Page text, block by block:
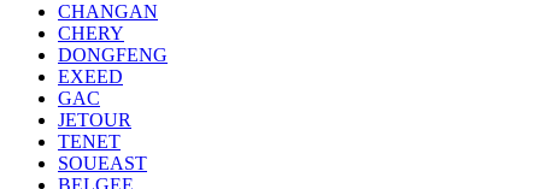
CHANGAN
CHERY
DONGFENG
EXEED
GAC
JETOUR
TENET
SOUEAST
BELGEE